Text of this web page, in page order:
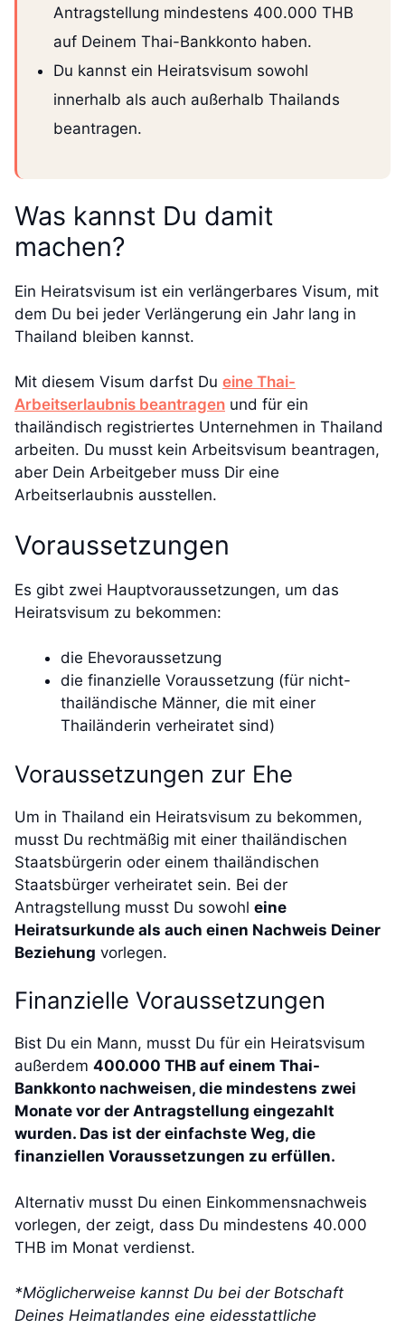
Antragstellung mindestens 400.000 THB
auf Deinem Thai-Bankkonto haben.
Du kannst ein Heiratsvisum sowohl
innerhalb als auch außerhalb Thailands
beantragen.
Was kannst Du damit
machen?
Ein Heiratsvisum ist ein verlängerbares Visum, mit
dem Du bei jeder Verlängerung ein Jahr lang in
Thailand bleiben kannst.
Mit diesem Visum darfst Du eine Thai-
Arbeitserlaubnis beantragen und für ein
thailändisch registriertes Unternehmen in Thailand
arbeiten. Du musst kein Arbeitsvisum beantragen,
aber Dein Arbeitgeber muss Dir eine
Arbeitserlaubnis ausstellen.
Voraussetzungen
Es gibt zwei Hauptvoraussetzungen, um das
Heiratsvisum zu bekommen:
die Ehevoraussetzung
die finanzielle Voraussetzung (für nicht-
thailändische Männer, die mit einer
Thailänderin verheiratet sind)
Voraussetzungen zur Ehe
Um in Thailand ein Heiratsvisum zu bekommen,
musst Du rechtmäßig mit einer thailändischen
Staatsbürgerin oder einem thailändischen
Staatsbürger verheiratet sein. Bei der
Antragstellung musst Du sowohl eine
Heiratsurkunde als auch einen Nachweis Deiner
Beziehung vorlegen.
Finanzielle Voraussetzungen
Bist Du ein Mann, musst Du für ein Heiratsvisum
außerdem 400.000 THB auf einem Thai-
Bankkonto nachweisen, die mindestens zwei
Monate vor der Antragstellung eingezahlt
wurden. Das ist der einfachste Weg, die
finanziellen Voraussetzungen zu erfüllen.
Alternativ musst Du einen Einkommensnachweis
vorlegen, der zeigt, dass Du mindestens 40.000
THB im Monat verdienst.
*Möglicherweise kannst Du bei der Botschaft
Deines Heimatlandes eine eidesstattliche